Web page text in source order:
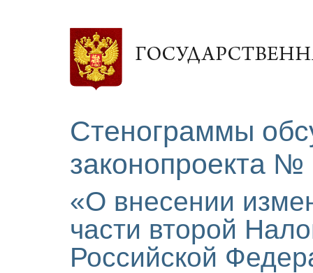
Стенограммы
законопроекта №
«О внесении
части второй
Российской